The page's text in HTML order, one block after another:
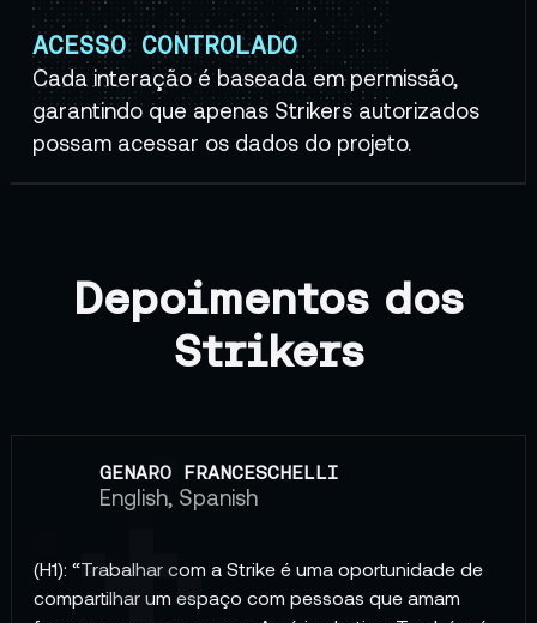
ACESSO CONTROLADO
Cada interação é baseada em permissão,
garantindo que apenas Strikers autorizados
possam acessar os dados do projeto.
Depoimentos dos
Strikers
GENARO FRANCESCHELLI
English, Spanish
(H1): “Trabalhar com a Strike é uma oportunidade de
compartilhar um espaço com pessoas que amam